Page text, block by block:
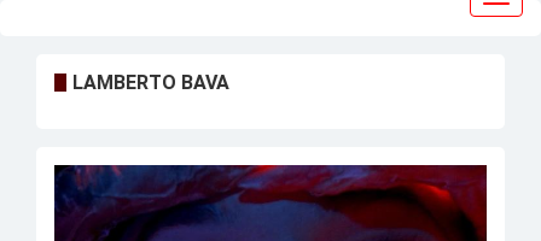
LAMBERTO BAVA